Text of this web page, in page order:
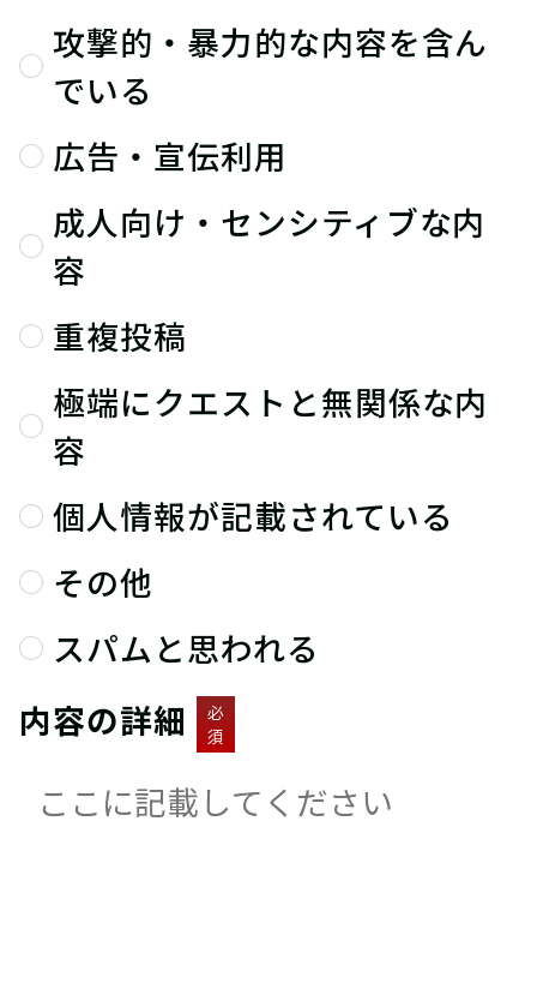
攻撃的・暴力的な内容を含ん
でいる
広告・宣伝利用
成人向け・センシティブな内
容
重複投稿
極端にクエストと無関係な内
容
個人情報が記載されている
その他
スパムと思われる
内容の詳細
必
須